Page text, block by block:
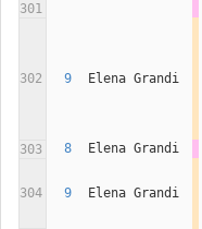
301
302 9 Elena Grandi
303
8 Elena Grandi
304 9 Elena Grandi